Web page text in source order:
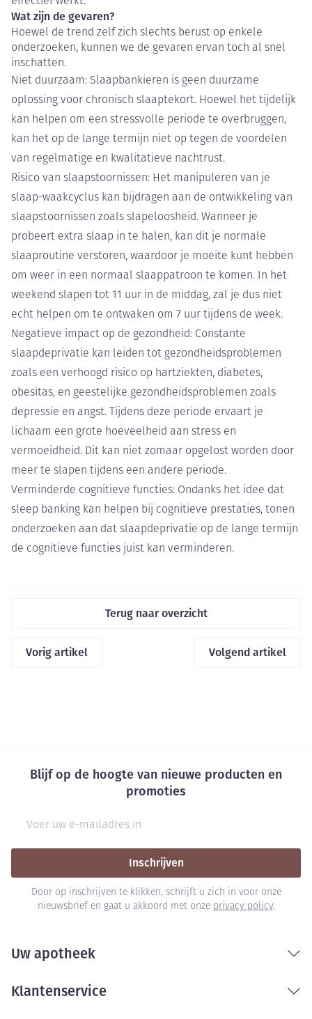
Wat zijn de gevaren?
Hoewel de trend zelf zich slechts berust op enkele
onderzoeken, kunnen we de gevaren ervan toch al snel
inschatten.
Niet duurzaam: Slaapbankieren is geen duurzame
oplossing voor chronisch slaaptekort. Hoewel het tijdelijk
kan helpen om een stressvolle periode te overbruggen,
kan het op de lange termijn niet op tegen de voordelen
van regelmatige en kwalitatieve nachtrust.
Risico van slaapstoornissen: Het manipuleren van je
slaap-waakcyclus kan bijdragen aan de ontwikkeling van
slaapstoornissen zoals slapeloosheid. Wanneer je
probeert extra slaap in te halen, kan dit je normale
slaaproutine verstoren, waardoor je moeite kunt hebben
om weer in een normaal slaappatroon te komen. In het
weekend slapen tot 11 uur in de middag, zal je dus niet
echt helpen om te ontwaken om 7 uur tijdens de week.
Negatieve impact op de gezondheid: Constante
slaapdeprivatie kan leiden tot gezondheidsproblemen
zoals een verhoogd risico op hartziekten, diabetes,
obesitas, en geestelijke gezondheidsproblemen zoals
depressie en angst. Tijdens deze periode ervaart je
lichaam een grote hoeveelheid aan stress en
vermoeidheid. Dit kan niet zomaar opgelost worden door
meer te slapen tijdens een andere periode.
Verminderde cognitieve functies: Ondanks het idee dat
sleep banking kan helpen bij cognitieve prestaties, tonen
onderzoeken aan dat slaapdeprivatie op de lange termijn
de cognitieve functies juist kan verminderen.
Terug naar overzicht
Vorig artikel Volgend artikel
Blijf op de hoogte van nieuwe producten en
promoties
Inschrijven
Door op inschrijven te klikken, schrijft u zich in voor onze
nieuwsbrief en gaat u akkoord met onze privacy policy.
Uw apotheek
Klantenservice